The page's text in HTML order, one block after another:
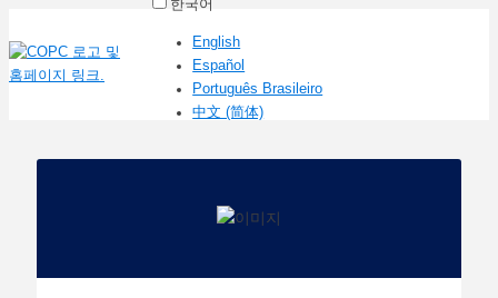
한국어
English
Español
Português Brasileiro
中文 (简体)